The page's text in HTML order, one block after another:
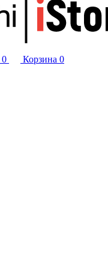
0 Корзина 0